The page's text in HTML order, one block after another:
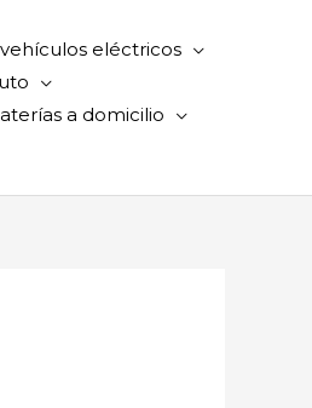
eléctricos
a domicilio